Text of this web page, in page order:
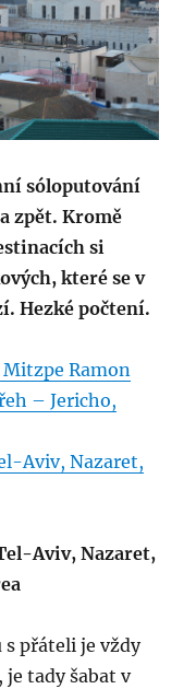
sóloputování
zpět. Kromě
si
které se v
Hezké počtení.
Ramon
– Jericho,
Aviv, Nazaret,
Aviv, Nazaret,
s přáteli je vždy
je tady šabat v